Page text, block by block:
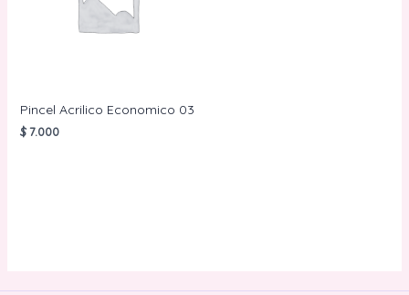
Pincel Acrilico Economico 03
$7.000